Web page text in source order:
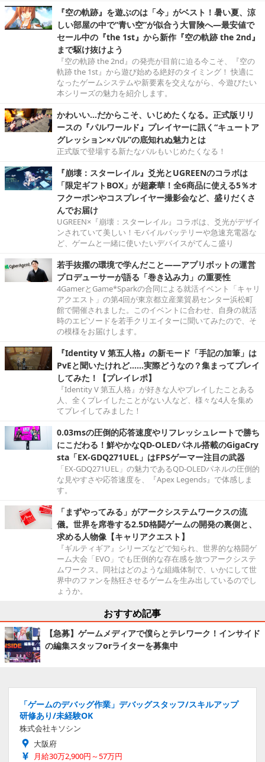
『空の軌跡』を遊ぶのは「今」がベスト！暑い夏、涼
しい部屋の中で“青い空”が似合う大冒険へ―最安値で
セール中の『the 1st』から新作『空の軌跡 the 2nd』
まで駆け抜けよう
『空の軌跡 the 2nd』の発売が目前に迫る今こそ、『空の
軌跡 the 1st』から遊び始める絶好のタイミング！ 快適に
なったゲームシステムや新要素を交えながら、今遊びたい
本シリーズの魅力を紹介します。
かわいい…だからこそ、いじめたくなる。正式版リリ
ースの『パルワールド』プレイヤーに訊く“キュートア
グレッション×パル”の底知れぬ魅力とは
正式版で登場する新たなパルもいじめたくなる！
『崩壊：スターレイル』爻光とUGREENのコラボは
「限定ギフトBOX」が超豪華！全6商品に使える5％オ
フクーポンやコスプレイヤー撮影会など、盛りだくさ
んでお届け
UGREEN×『崩壊：スターレイル』コラボは、爻光がデザイ
ンされていて美しい！モバイルバッテリーや急速充電器な
ど、ゲームと一緒に使いたいデバイスがてんこ盛り
若手抜擢の環境で学んだこと――アプリボットの運営
プロデューサーが語る「巻き込み力」の重要性
4GamerとGame*Sparkの合同による就活イベント「キャリ
アクエスト」の第4回が東京都立産業貿易センター浜松町
館で開催されました。このイベントに合わせ、自身の就活
時のエピソードを若手クリエイターに聞いてみたので、そ
の模様をお届けします。
『Identity V 第五人格』の新モード「手記の加筆」は
PvEと聞いたけれど……実際どうなの？集まってプレイ
してみた！【プレイレポ】
『Identity V 第五人格』が好きな人やプレイしたことある
人、全くプレイしたことがない人など、様々な4人を集め
てプレイしてみました！
0.03msの圧倒的応答速度やリフレッシュレートで勝ち
にこだわる！鮮やかなQD-OLEDパネル搭載のGigaCry
sta「EX-GDQ271UEL」はFPSゲーマー注目の武器
「EX-GDQ271UEL」の魅力であるQD-OLEDパネルの圧倒的
な見やすさや応答速度を、『Apex Legends』で体感しま
す。
「まずやってみる」がアークシステムワークスの流
儀。世界を席巻する2.5D格闘ゲームの開発の裏側と、
求める人物像【キャリアクエスト】
『ギルティギア』シリーズなどで知られ、世界的な格闘ゲ
ーム大会「EVO」でも圧倒的な存在感を放つアークシステ
ムワークス。同社はどのような組織体制で、いかにして世
界中のファンを熱狂させるゲームを生み出しているのでし
ょうか。
おすすめ記事
【急募】ゲームメディアで僕らとテレワーク！インサイド
の編集スタッフorライターを募集中
「ゲームのデバッグ作業」デバッグスタッフ/スキルアップ
研修あり/未経験OK
株式会社キソシン
大阪府
月給30万2,900円～57万円